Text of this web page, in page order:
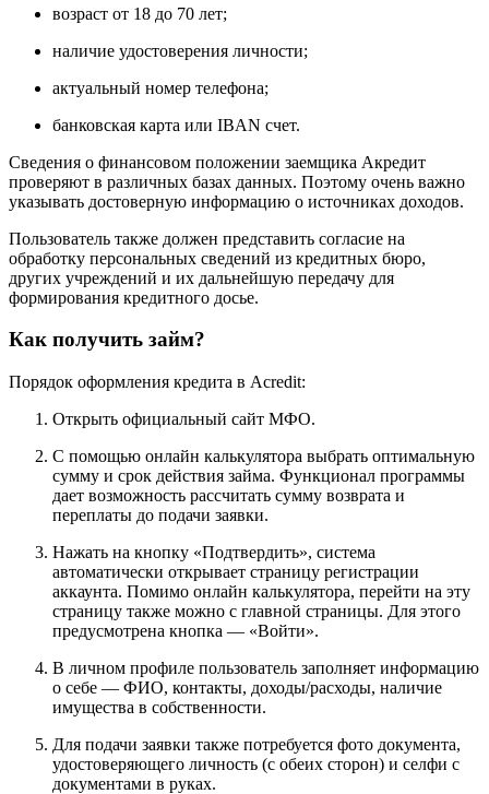
возраст от 18 до 70 лет;
наличие удостоверения личности;
актуальный номер телефона;
банковская карта или IBAN счет.
Сведения о финансовом положении заемщика Акредит
проверяют в различных базах данных. Поэтому очень важно
указывать достоверную информацию о источниках доходов.
Пользователь также должен представить согласие на
обработку персональных сведений из кредитных бюро,
других учреждений и их дальнейшую передачу для
формирования кредитного досье.
Как получить займ?
Порядок оформления кредита в Acredit:
Открыть официальный сайт МФО.
С помощью онлайн калькулятора выбрать оптимальную
сумму и срок действия займа. Функционал программы
дает возможность рассчитать сумму возврата и
переплаты до подачи заявки.
Нажать на кнопку «Подтвердить», система
автоматически открывает страницу регистрации
аккаунта. Помимо онлайн калькулятора, перейти на эту
страницу также можно с главной страницы. Для этого
предусмотрена кнопка — «Войти».
В личном профиле пользователь заполняет информацию
о себе — ФИО, контакты, доходы/расходы, наличие
имущества в собственности.
Для подачи заявки также потребуется фото документа,
удостоверяющего личность (с обеих сторон) и селфи с
документами в руках.